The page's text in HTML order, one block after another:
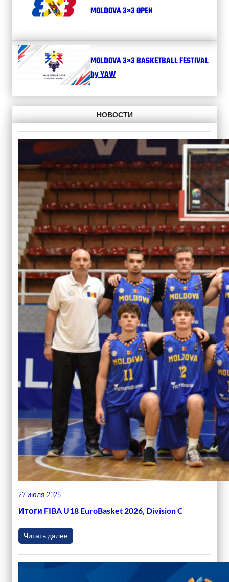
MOLDOVA 3×3 OPEN
MOLDOVA 3×3 BASKETBALL FESTIVAL
by YAW
НОВОСТИ
27 июля 2026
Итоги FIBA U18 EuroBasket 2026, Division C
Читать далее